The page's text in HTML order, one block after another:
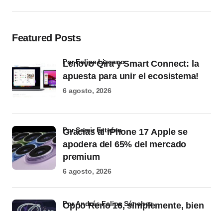
Featured Posts
Lenovo Qira y Smart Connect: la
apuesta para unir el ecosistema!
por Felipe Lizcano
6 agosto, 2026
Gracias al iPhone 17 Apple se
apodera del 65% del mercado
premium
por Samir Estefan
6 agosto, 2026
Oppo Reno 16, simplemente, bien
por Andrés Felipe Sánchez